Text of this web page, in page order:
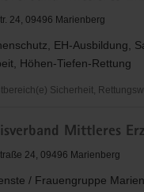
24, 09496 Marienberg
EH-Ausbildung,
Höhen-Tiefen-Rettung
Sicherheit,
Mittleres
24, 09496 Marienberg
/ Frauengruppe